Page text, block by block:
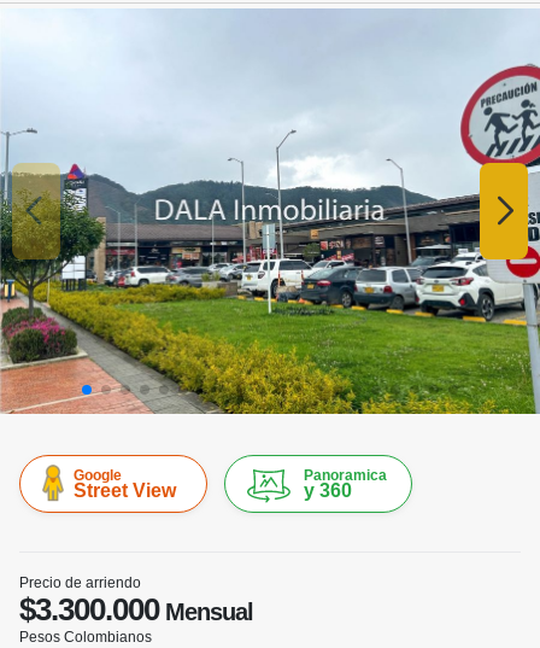
Google
Street View
Panoramica
y 360
Precio de arriendo
$3.300.000Mensual
Pesos Colombianos